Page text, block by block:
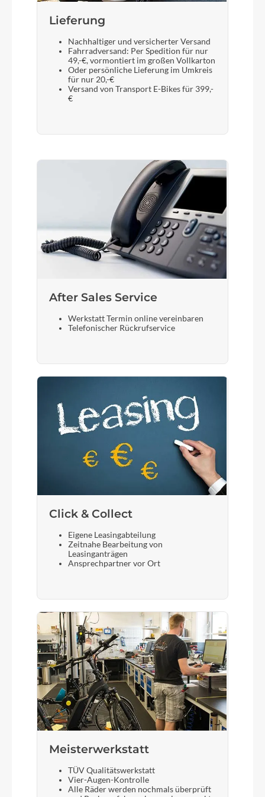
Sattelstütze
SR Suntour NVX, 31.6mm
Lieferung
Nachhaltiger und versicherter Versand
Fahrradversand: Per Spedition für nur
49,-€, vormontiert im großen Vollkarton
Oder persönliche Lieferung im Umkreis
für nur 20,-€
Versand von Transport E-Bikes für 399,-
€
After Sales Service
Werkstatt Termin online vereinbaren
Telefonischer Rückrufservice
Click & Collect
Eigene Leasingabteilung
Zeitnahe Bearbeitung von
Leasinganträgen
Ansprechpartner vor Ort
Meisterwerkstatt
TÜV Qualitätswerkstatt
Vier-Augen-Kontrolle
Alle Räder werden nochmals überprüft